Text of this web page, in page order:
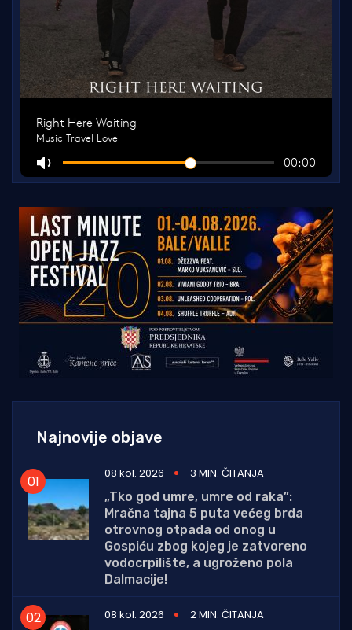
Najnovije objave
08 kol. 2026
3 MIN. ČITANJA
„Tko god umre, umre od raka”:
Mračna tajna 5 puta većeg brda
otrovnog otpada od onog u
Gospiću zbog kojeg je zatvoreno
vodocrpilište, a ugroženo pola
Dalmacije!
08 kol. 2026
2 MIN. ČITANJA